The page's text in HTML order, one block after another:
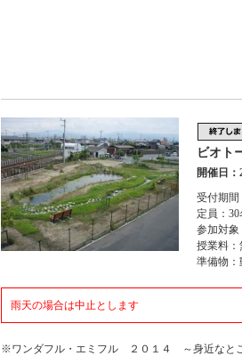
ビオト
開催日：
受付期
定員：30
参加対象
授業料
準備物：
雨天の場合は中止とします
※ワンダフル・エミフル ２０１４ ～身近なと